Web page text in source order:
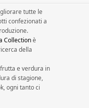
tutte le
confezionati a
Collectionè
della
e verdura in
di stagione,
ogni tanto ci